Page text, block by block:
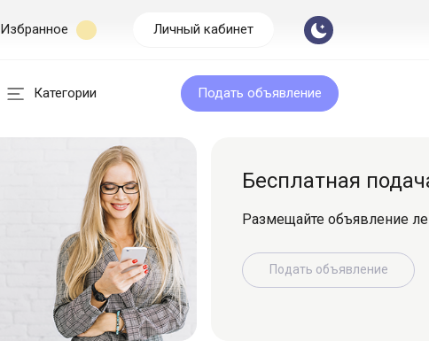
Избранное Личный кабинет
Категории Подать объявление
Бесплатная подача
Размещайте объявление легко и
Подать объявление